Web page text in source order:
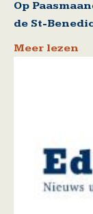
Op
de St-
Meer lezen